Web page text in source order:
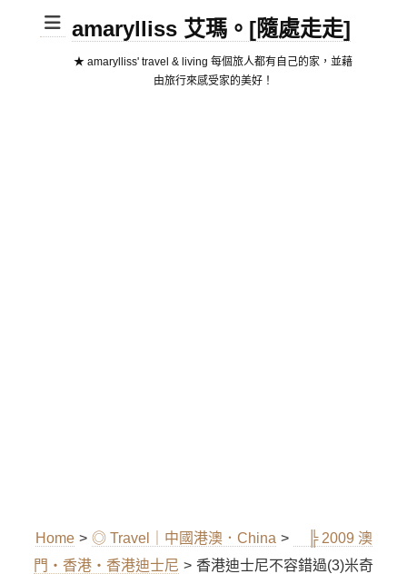
amarylliss 艾瑪。[隨處走走]
★ amarylliss' travel & living 每個旅人都有自己的家，並藉
由旅行來感受家的美好！
Home > ◎ Travel｜中國港澳．China >
╠ 2009 澳
門‧香港‧香港迪士尼 > 香港迪士尼不容錯過(3)米奇